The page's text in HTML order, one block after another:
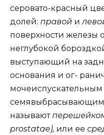
серовато-красный
долей: правой и
поверхности железы
неглубокой
выступающий на
основания и ог-
называют
prostatae), или ее